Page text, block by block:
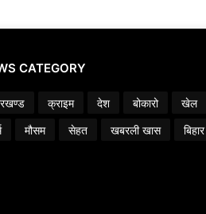
CATEGORY
क्राइम देश बोकारो खेल
मौसम सेहत खबरली खास बिहार